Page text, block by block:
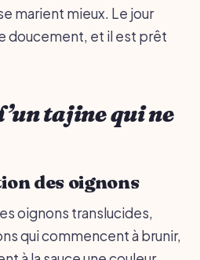
marient mieux. Le jour
doucement, et il est prêt
tajine qui ne
des oignons
oignons translucides,
qui commencent à brunir,